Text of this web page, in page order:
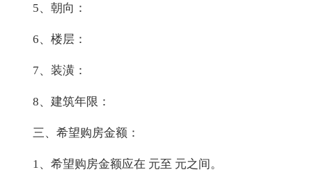
5、朝向：
6、楼层：
7、装潢：
8、建筑年限：
三、希望购房金额：
1、希望购房金额应在 元至 元之间。